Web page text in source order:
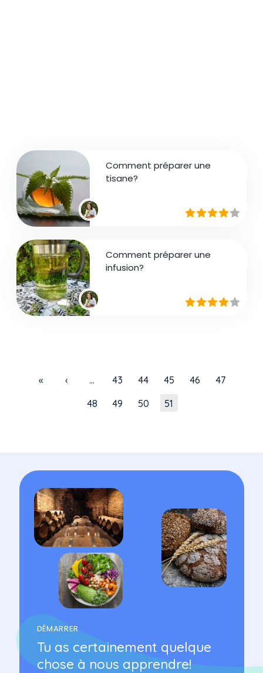
Comment préparer une
tisane?
Comment préparer une
infusion?
Première page
« Page précédente
‹ … Page
43 Page
44 Page
45 Page
46 Page
47
Page
48 Page
49 Page
50 Page courante
51
DÉMARRER
Tu as certainement quelque
chose à nous apprendre!